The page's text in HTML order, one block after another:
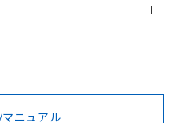
員登録
だく前に、以下を必ずお読
ニュアル